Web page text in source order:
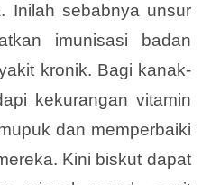
Inilah sebabnya unsur
imunisasi badan
kronik. Bagi kanak-
kekurangan vitamin
dan memperbaiki
Kini biskut dapat